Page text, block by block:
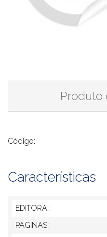
Produto
Código:
Características
EDITORA :
PAGINAS :